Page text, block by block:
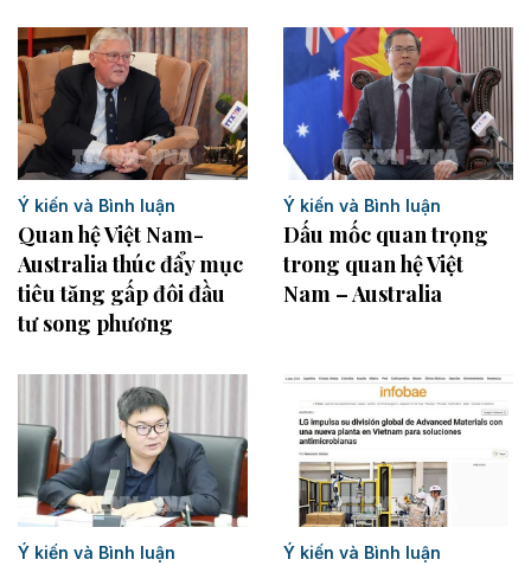
Ý kiến và Bình luận
Quan hệ Việt Nam-
Australia thúc đẩy mục
tiêu tăng gấp đôi đầu
tư song phương
Ý kiến và Bình luận
Dấu mốc quan trọng
trong quan hệ Việt
Nam – Australia
Ý kiến và Bình luận Ý kiến và Bình luận